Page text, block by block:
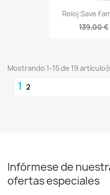
Reloj Save
139,00 €
Mostrando 1-15 de 19
1 2
Infórmese de
ofertas especiales